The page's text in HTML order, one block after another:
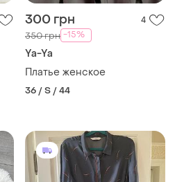
300 грн 4
350 грн -15%
Ya-Ya
Платье женское
36 / S / 44